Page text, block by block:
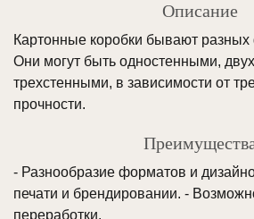
Описание
Картонные коробки бывают
Они могут быть одностенными,
трехстенными, в зависимости от
прочности.
- Разнообразие форматов и
печати и брендировании. -
переработки.